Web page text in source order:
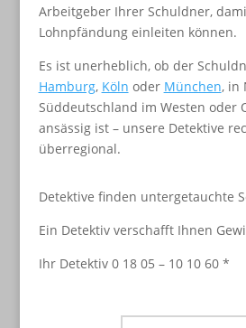
Arbeitgeber Ihrer Schuldner,
Lohnpfändung einleiten können.
Es ist unerheblich, ob der
Hamburg, Köln oder München, in
Süddeutschland im Westen oder
ansässig ist – unsere Detektive
überregional.
Detektive finden untergetauchte
Ein Detektiv verschafft Ihnen
Ihr Detektiv 0 18 05 – 10 10 60 *